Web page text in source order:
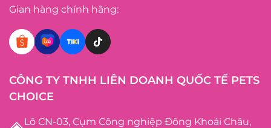
Gian hàng chính hãng:
CÔNG TY TNHH LIÊN DOANH QUỐC TẾ PETS
CHOICE
Lô CN-03, Cụm Công nghiệp Đông Khoái Châu,